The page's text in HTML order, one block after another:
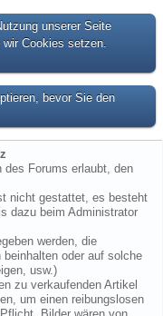
unserer Seite
Cookies setzen.
bevor Sie den
Forums erlaubt, den
nicht gestattet, es besteht
dazu beim Administrator
werden, die
oder auf solche
usw.)
zu verkaufenden Artikel
um einen reibungslosen